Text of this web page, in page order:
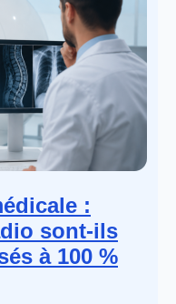
:
sont-ils
à 100 %